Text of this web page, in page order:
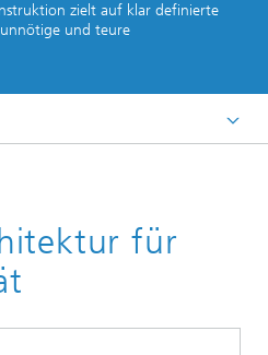
zielt auf klar definierte
und teure
für